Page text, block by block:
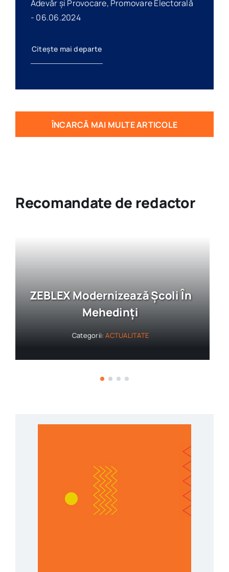
Adevăr și Provocare, Promovare Electorală
- 06.06.2024
Citește mai departe
ÎNCARCĂ MAI MULTE ARTICOLE
Recomandate de redactor
ZEBLEX – Soluții Durabile,
Rezultate Vizibile
Categorii:ACTUALITATE